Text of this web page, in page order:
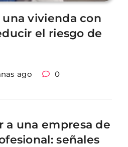
vivienda con
el riesgo de
ago 0
a una empresa de
señales